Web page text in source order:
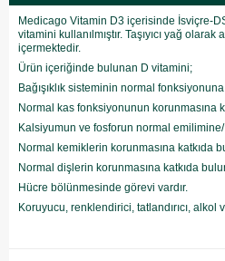
Medicago Vitamin D3 içerisinde İsviçre-
vitamini kullanılmıştır. Taşıyıcı yağ
içermektedir.
Ürün içeriğinde bulunan D vitamini;
Bağışıklık sisteminin normal
Normal kas fonksiyonunun korunmasına
Kalsiyumun ve fosforun normal emilimine/
Normal kemiklerin korunmasına katkıda
Normal dişlerin korunmasına katkıda
Hücre bölünmesinde görevi vardır.
Koruyucu, renklendirici, tatlandırıcı, alkol